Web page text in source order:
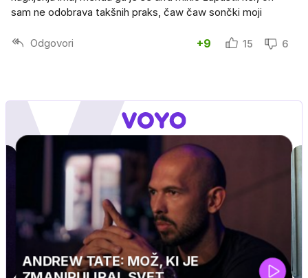
sam ne odobrava takšnih praks, čaw čaw sončki moji
Odgovori +9 15 6